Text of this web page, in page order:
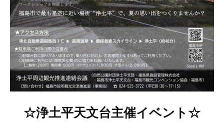
☆浄土平天文台主催イベント☆